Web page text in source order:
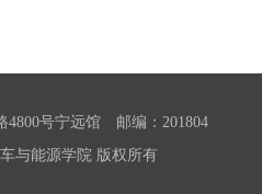
4800号宁远馆 邮编：201804
与能源学院 版权所有